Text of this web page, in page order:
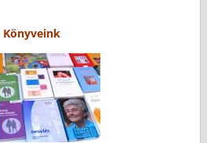
Könyveink